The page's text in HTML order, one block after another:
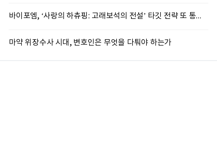
바이포엠, ‘사랑의 하츄핑: 고래보석의 전설’ 타깃 전략 또 통했다
마약 위장수사 시대, 변호인은 무엇을 다퉈야 하는가